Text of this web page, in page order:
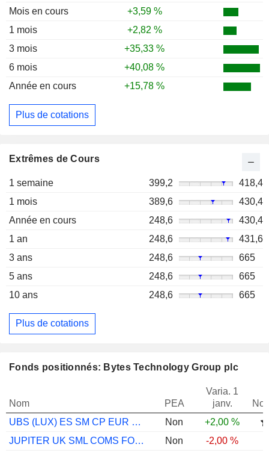
Mois en cours
+3,59 %
1 mois
+2,82 %
3 mois
+35,33 %
6 mois
+40,08 %
Année en cours
+15,78 %
Plus de cotations
Extrêmes de Cours
1 semaine 399,2
418,4
1 mois
389,6
430,4
Année en cours
248,6
430,4
1 an
248,6
431,6
3 ans
248,6
665
5 ans
248,6
665
10 ans
248,6 665
Plus de cotations
Fonds positionnés: Bytes Technology Group plc
Nom PEA
Varia. 1
janv.
UBS (LUX) ES SM CP EUR SUST EUR UX
Non
+2,00 %
JUPITER UK SML COMS FOCUS I GBP INC
Non
-2,00 %